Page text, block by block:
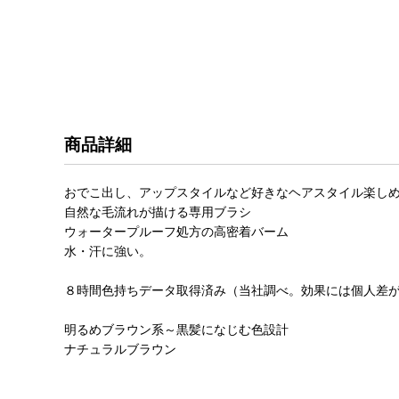
商品詳細
おでこ出し、アップスタイルなど好きなヘアスタイル楽しめ
自然な毛流れが描ける専用ブラシ
ウォータープルーフ処方の高密着バーム
水・汗に強い。
８時間色持ちデータ取得済み（当社調べ。効果には個人差
明るめブラウン系～黒髪になじむ色設計
ナチュラルブラウン